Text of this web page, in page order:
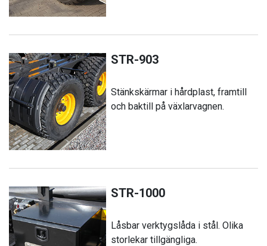
STR-903
Stänkskärmar i hårdplast, framtill
och baktill på växlarvagnen.
STR-1000
Låsbar verktygslåda i stål. Olika
storlekar tillgängliga.